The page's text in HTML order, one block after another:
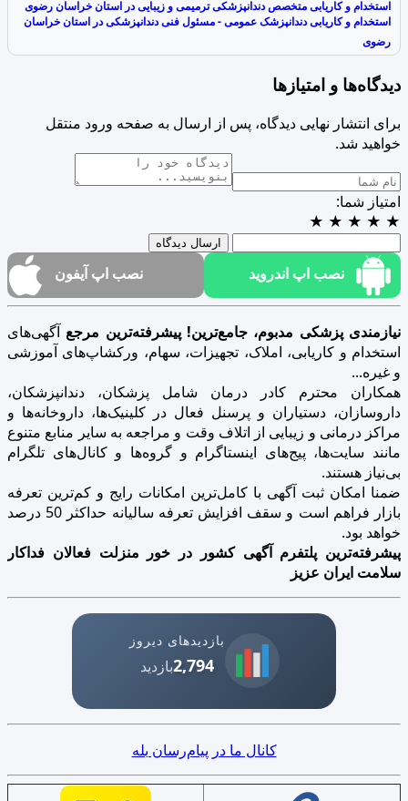
استخدام و کاریابی متخصص دندانپزشکی ترمیمی و زیبایی در استان خراسان رضوی
استخدام و کاریابی دندانپزشک عمومی - مسئول فنی دندانپزشکی در استان خراسان
رضوی
دیدگاه‌ها و امتیازها
برای انتشار نهایی دیدگاه، پس از ارسال به صفحه ورود منتقل
خواهید شد.
امتیاز شما:
★
★
★
★
★
ارسال دیدگاه
نصب اپ اندروید نصب اپ آیفون
نیازمندی پزشکی مدبوم، جامع‌ترین! پیشرفته‌ترین مرجع آگهی‌های
استخدام و کاریابی، املاک، تجهیزات، سهام، ورکشاپ‌های آموزشی
و غیره...
همکاران محترم کادر درمان شامل پزشکان، دندانپزشکان،
داروسازان، دستیاران و پرسنل فعال در کلینیک‌ها، داروخانه‌ها و
مراکز درمانی و زیبایی از اتلاف وقت و مراجعه به سایر منابع متنوع
مانند سایت‌ها، پیج‌های اینستاگرام و گروه‌ها و کانال‌های تلگرام
بی‌نیاز هستند.
ضمنا امکان ثبت آگهی با کامل‌ترین امکانات رایج و کم‌ترین تعرفه
بازار فراهم است و سقف افزایش تعرفه سالیانه حداکثر 50 درصد
خواهد بود.
پیشرفته‌ترین پلتفرم آگهی کشور در خور منزلت فعالان فداکار
سلامت ایران عزیز
بازدیدهای دیروز
2,794بازدید
کانال ما در پیام‌رسان بله